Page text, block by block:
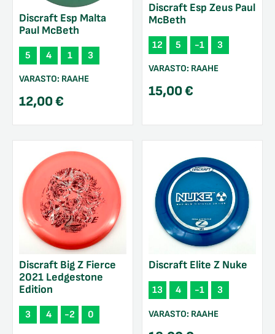
Discraft Esp Malta
Paul McBeth
5 4 1 3
VARASTO: RAAHE
12,00€
Discraft Esp Zeus Paul
McBeth
12 5 -1 3
VARASTO: RAAHE
15,00€
Discraft Big Z Fierce
2021 Ledgestone
Edition
3 4 -2 0
Discraft Elite Z Nuke
13 4 -1 3
VARASTO: RAAHE